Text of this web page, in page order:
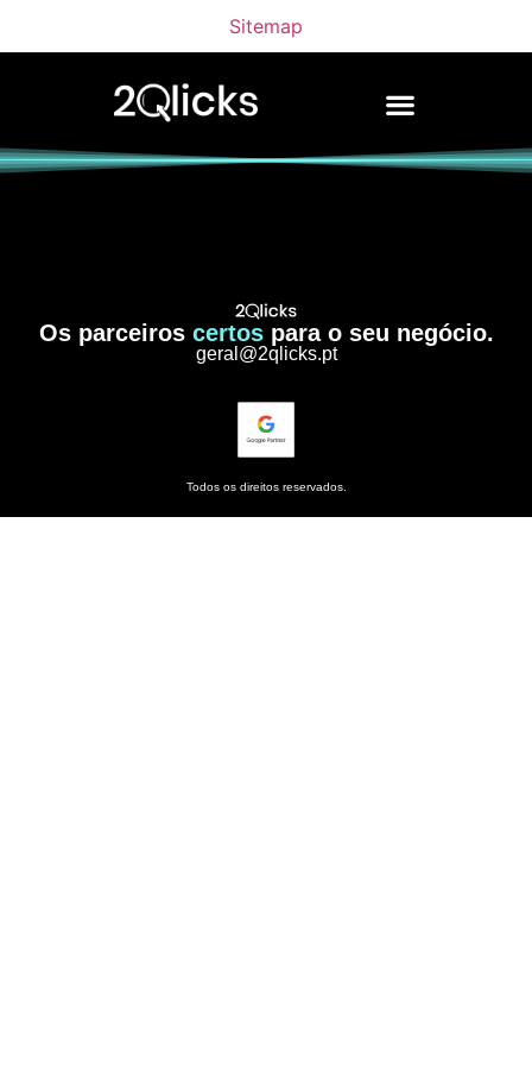
Sitemap
Os parceiros certospara o seu negócio.
geral@2qlicks.pt
Todos os direitos reservados.